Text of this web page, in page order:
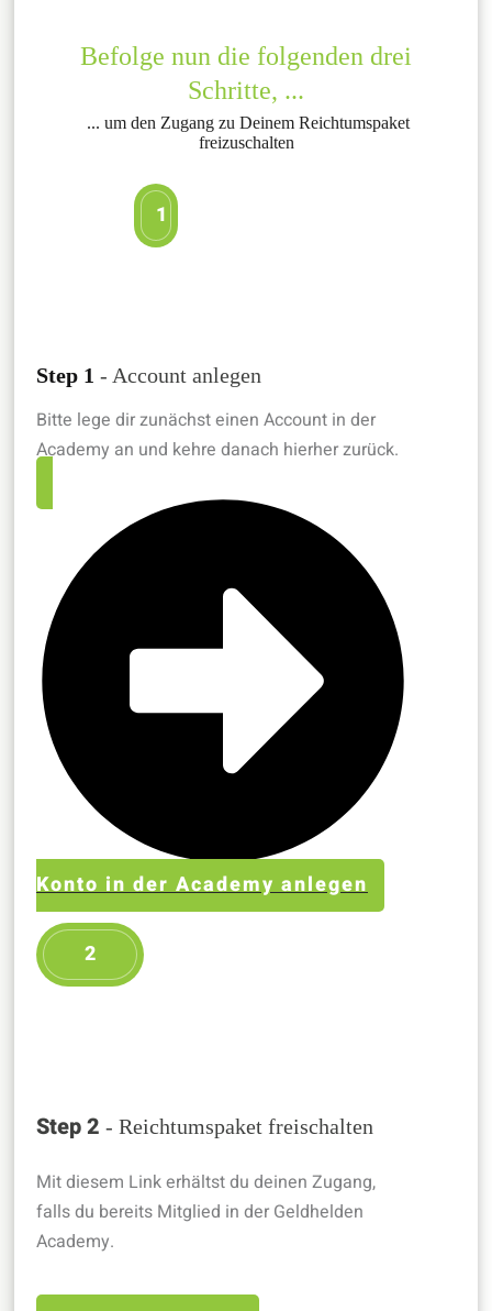
Befolge nun die folgenden drei
Schritte, ...
... um den Zugang zu Deinem Reichtumspaket
freizuschalten
1
Step 1 - Account anlegen
Bitte lege dir zunächst einen Account in der
Academy an und kehre danach hierher zurück.
Konto in der Academy anlegen
2
Step 2 - Reichtumspaket freischalten
Mit diesem Link erhältst du deinen Zugang,
falls du bereits Mitglied in der Geldhelden
Academy.